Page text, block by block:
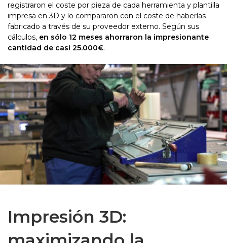
registraron el coste por pieza de cada herramienta y plantilla
impresa en 3D y lo compararon con el coste de haberlas
fabricado a través de su proveedor externo. Según sus
cálculos, en sólo 12 meses ahorraron la impresionante
cantidad de casi 25.000€.
Impresión 3D: